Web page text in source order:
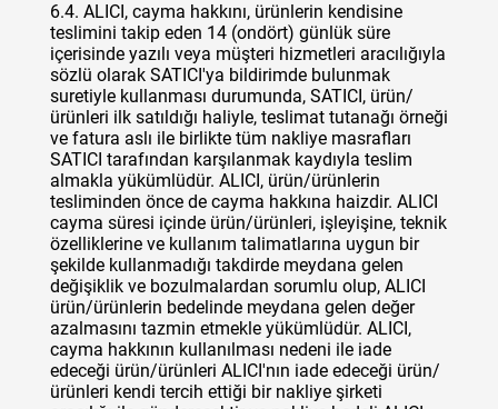
6.4. ALICI, cayma hakkını, ürünlerin kendisine
teslimini takip eden 14 (ondört) günlük süre
içerisinde yazılı veya müşteri hizmetleri aracılığıyla
sözlü olarak SATICI'ya bildirimde bulunmak
suretiyle kullanması durumunda, SATICI, ürün/
ürünleri ilk satıldığı haliyle, teslimat tutanağı örneği
ve fatura aslı ile birlikte tüm nakliye masrafları
SATICI tarafından karşılanmak kaydıyla teslim
almakla yükümlüdür. ALICI, ürün/ürünlerin
tesliminden önce de cayma hakkına haizdir. ALICI
cayma süresi içinde ürün/ürünleri, işleyişine, teknik
özelliklerine ve kullanım talimatlarına uygun bir
şekilde kullanmadığı takdirde meydana gelen
değişiklik ve bozulmalardan sorumlu olup, ALICI
ürün/ürünlerin bedelinde meydana gelen değer
azalmasını tazmin etmekle yükümlüdür. ALICI,
cayma hakkının kullanılması nedeni ile iade
edeceği ürün/ürünleri ALICI'nın iade edeceği ürün/
ürünleri kendi tercih ettiği bir nakliye şirketi